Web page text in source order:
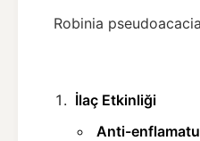
Robinia
İlaç Etkinliği
Anti-